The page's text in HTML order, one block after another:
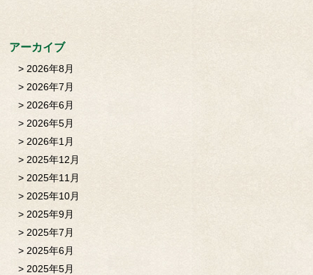
アーカイブ
2026年8月
2026年7月
2026年6月
2026年5月
2026年1月
2025年12月
2025年11月
2025年10月
2025年9月
2025年7月
2025年6月
2025年5月